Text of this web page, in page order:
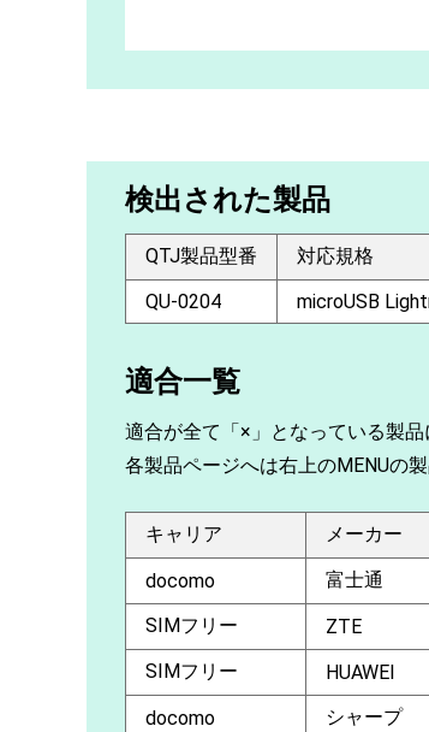
検出された製品
QTJ製品型番
対応規格
QU-0204
microUSB
適合一覧
適合が全て「×」となっている製
各製品ページへは右上のMENUの
キャリア メーカー
docomo 富士通
SIMフリー
ZTE
SIMフリー
HUAWEI
docomo
シャープ